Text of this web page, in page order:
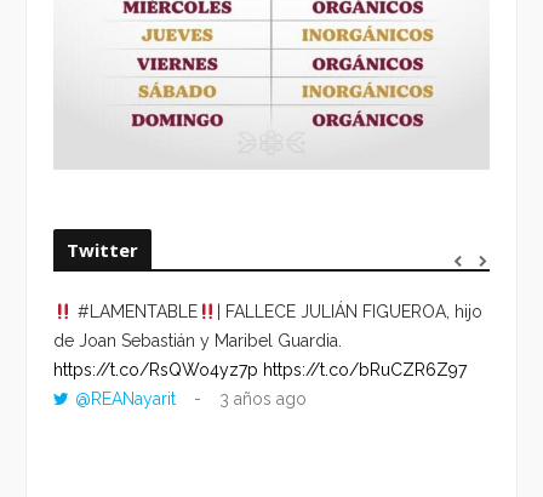
Twitter
#LAMENTABLE
| FALLECE JULIÁN FIGUEROA, hijo
de Joan Sebastián y Maribel Guardia.
https://t.co/RsQWo4yz7p https://t.co/bRuCZR6Z97
@REANayarit
3 años ago